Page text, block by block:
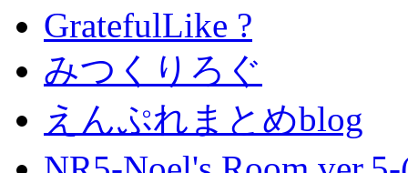
GratefulLike ?
みつくりろぐ
えんぷれまとめblog